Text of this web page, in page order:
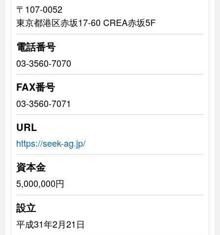
〒107-0052
東京都港区赤坂17-60 CREA赤坂5F
電話番号
03-3560-7070
FAX番号
03-3560-7071
URL
https://seek-ag.jp/
資本金
5,000,000円
設立
平成31年2月21日